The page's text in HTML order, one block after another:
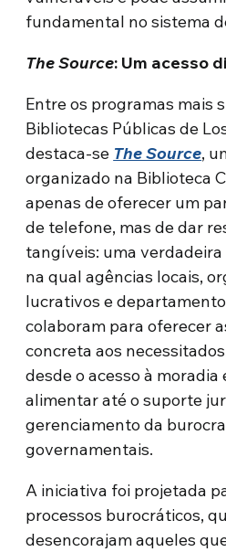
fundamental no sistema
The Source: Um acesso
Entre os programas mais
Bibliotecas Públicas de
destaca-se The Source,
organizado na Biblioteca
apenas de oferecer um
de telefone, mas de dar
tangíveis: uma verdadeira
na qual agências locais,
lucrativos e
colaboram para oferecer
concreta aos
desde o acesso à moradia
alimentar até o suporte
gerenciamento da
governamentais.
A iniciativa foi projetada
processos burocráticos,
desencorajam aqueles